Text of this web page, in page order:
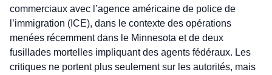
commerciaux avec l’agence américaine de police de
l’immigration (ICE), dans le contexte des opérations
menées récemment dans le Minnesota et de deux
fusillades mortelles impliquant des agents fédéraux. Les
critiques ne portent plus seulement sur les autorités, mais